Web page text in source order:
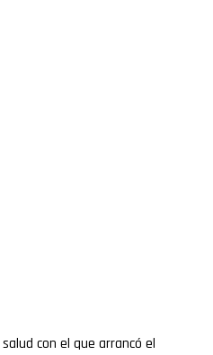
con el que arrancó el